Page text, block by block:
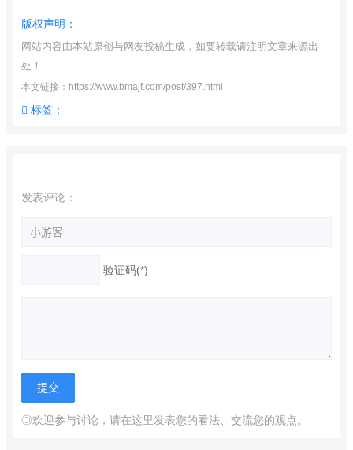
版权声明：
网站内容由本站原创与网友投稿生成，如要转载请注明文章来源出
处！
本文链接：https://www.bmajf.com/post/397.html
标签：
发表评论：
验证码(*)
◎欢迎参与讨论，请在这里发表您的看法、交流您的观点。